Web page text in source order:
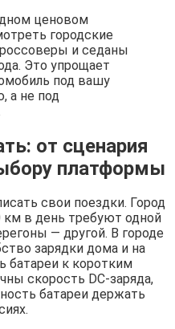
ценовом
городские
и седаны
Это упрощает
под вашу
а не под
от сценария
платформы
свои поездки. Город
км в день требуют одной
— другой. В городе
зарядки дома и на
батареи к коротким
скорость DC-заряда,
батареи держать